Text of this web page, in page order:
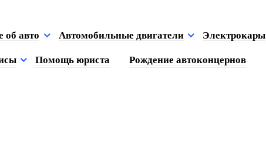
об авто Автомобильные двигатели Электрокары
Помощь юриста Рождение автоконцернов